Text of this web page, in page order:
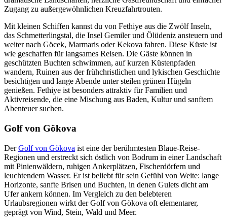
Zugang zu außergewöhnlichen Kreuzfahrtrouten.
Mit kleinen Schiffen kannst du von Fethiye aus die Zwölf Inseln,
das Schmetterlingstal, die Insel Gemiler und Ölüdeniz ansteuern und
weiter nach Göcek, Marmaris oder Kekova fahren. Diese Küste ist
wie geschaffen für langsames Reisen. Die Gäste können in
geschützten Buchten schwimmen, auf kurzen Küstenpfaden
wandern, Ruinen aus der frühchristlichen und lykischen Geschichte
besichtigen und lange Abende unter steilen grünen Hügeln
genießen. Fethiye ist besonders attraktiv für Familien und
Aktivreisende, die eine Mischung aus Baden, Kultur und sanftem
Abenteuer suchen.
Golf von Gökova
DerGolf von Gökova ist eine der berühmtesten Blaue-Reise-
Regionen und erstreckt sich östlich von Bodrum in einer Landschaft
mit Pinienwäldern, ruhigen Ankerplätzen, Fischerdörfern und
leuchtendem Wasser. Er ist beliebt für sein Gefühl von Weite: lange
Horizonte, sanfte Brisen und Buchten, in denen Gulets dicht am
Ufer ankern können. Im Vergleich zu den belebteren
Urlaubsregionen wirkt der Golf von Gökova oft elementarer,
geprägt von Wind, Stein, Wald und Meer.